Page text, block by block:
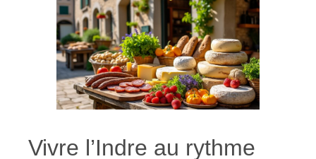
Vivre l’Indre au rythme